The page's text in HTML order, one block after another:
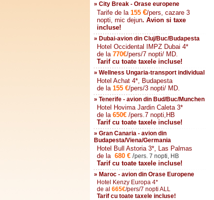
» City Break - Orase europene
Tarife de la 155 €/pers, cazare 3
nopti, mic dejun. Avion si taxe
incluse!
» Dubai-avion din Cluj/Buc/Budapesta
Hotel Occidental IMPZ Dubai 4*
de la 770€/pers/7 nopti/ MD.
Tarif cu toate taxele incluse!
» Wellness Ungaria-transport individual
Hotel Achat 4*, Budapesta
de la 155 €/pers/3 nopti/ MD.
» Tenerife - avion din Bud/Buc/Munchen
Hotel Hovima Jardin Caleta 3*
de la 650€ /pers.7 nopti,HB
Tarif cu toate taxele incluse!
» Gran Canaria - avion din
Budapesta/Viena/Germania
Hotel Bull Astoria 3*, Las Palmas
de la 680 € /pers. 7 nopti, HB
Tarif cu toate taxele incluse!
» Maroc - avion din Orase Europene
Hotel Kenzy Europa 4*
de al 665€/pers/7 nopti ALL
Tarif cu toate taxele incluse!